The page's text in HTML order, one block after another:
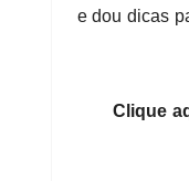
e dou dicas
Clique